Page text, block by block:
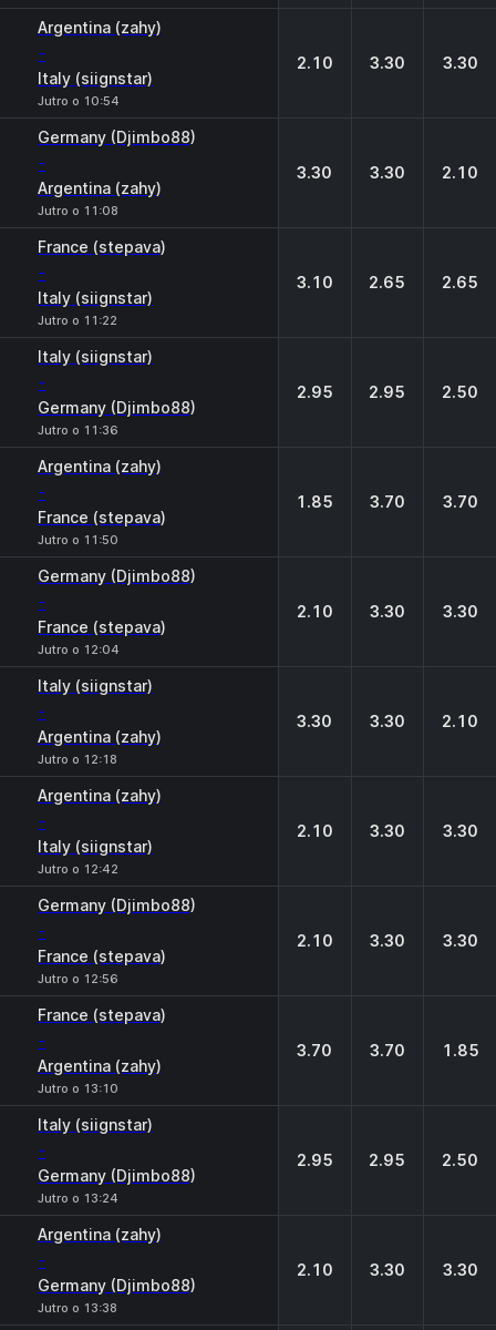
Argentina (zahy)
-
Italy (siignstar)
Jutro o 10:54
2.10 3.30 3.30
Germany (Djimbo88)
-
Argentina (zahy)
Jutro o 11:08
3.30 3.30 2.10
France (stepava)
-
Italy (siignstar)
Jutro o 11:22
3.10 2.65 2.65
Italy (siignstar)
-
Germany (Djimbo88)
Jutro o 11:36
2.95 2.95 2.50
Argentina (zahy)
-
France (stepava)
Jutro o 11:50
1.85 3.70 3.70
Germany (Djimbo88)
-
France (stepava)
Jutro o 12:04
2.10 3.30 3.30
Italy (siignstar)
-
Argentina (zahy)
Jutro o 12:18
3.30 3.30 2.10
Argentina (zahy)
-
Italy (siignstar)
Jutro o 12:42
2.10 3.30 3.30
Germany (Djimbo88)
-
France (stepava)
Jutro o 12:56
2.10 3.30 3.30
France (stepava)
-
Argentina (zahy)
Jutro o 13:10
3.70 3.70 1.85
Italy (siignstar)
-
Germany (Djimbo88)
Jutro o 13:24
2.95 2.95 2.50
Argentina (zahy)
-
Germany (Djimbo88)
Jutro o 13:38
2.10 3.30 3.30